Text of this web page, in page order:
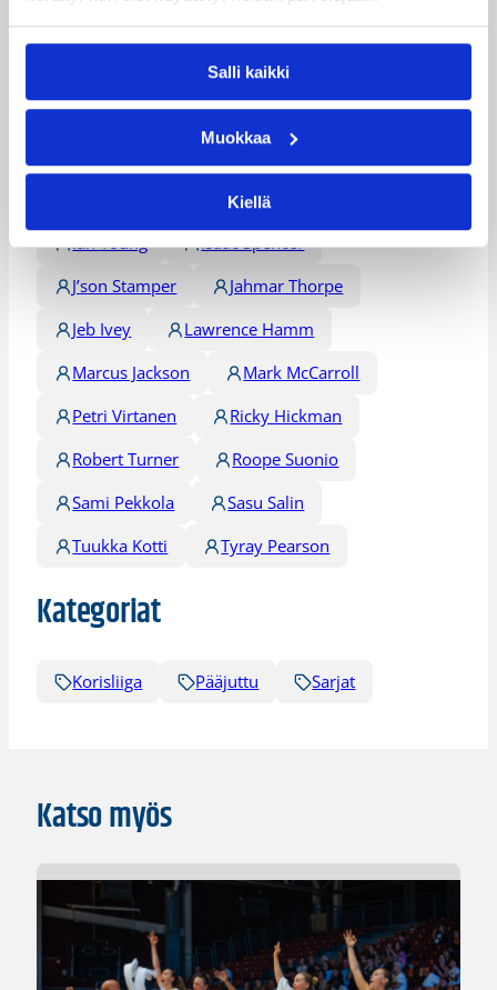
Salli kaikki
Muokkaa
Kiellä
Alex Barnett
Arizona Reid
Boakai Lalugba
Hanno Möttölä
Ian Young
Isaac Spencer
J’son Stamper
Jahmar Thorpe
Jeb Ivey
Lawrence Hamm
Marcus Jackson
Mark McCarroll
Petri Virtanen
Ricky Hickman
Robert Turner
Roope Suonio
Sami Pekkola
Sasu Salin
Tuukka Kotti
Tyray Pearson
Kategoriat
Korisliiga Pääjuttu Sarjat
Katso myös